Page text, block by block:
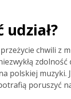
chwili z
polskiej muzyki.
poruszyć